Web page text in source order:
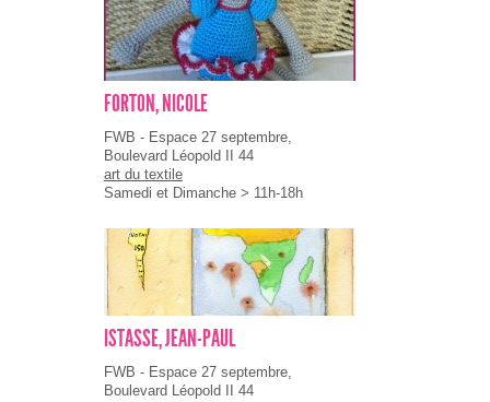
FORTON, NICOLE
FWB - Espace 27 septembre,
Boulevard Léopold II 44
art du textile
Samedi et Dimanche > 11h-18h
ISTASSE, JEAN-PAUL
FWB - Espace 27 septembre,
Boulevard Léopold II 44